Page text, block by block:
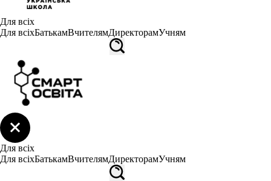
Для всіх
Для всіхБатькамВчителямДиректорамУчням
Для всіх
Для всіхБатькамВчителямДиректорамУчням